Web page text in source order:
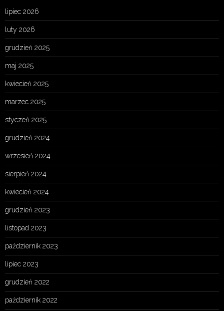
lipiec 2026
luty 2026
grudzień 2025
maj 2025
kwiecień 2025
marzec 2025
styczeń 2025
grudzień 2024
wrzesień 2024
sierpień 2024
kwiecień 2024
grudzień 2023
listopad 2023
październik 2023
lipiec 2023
grudzień 2022
październik 2022